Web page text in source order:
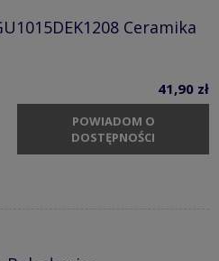
Ceramika
41,90 zł
POWIADOM O
DOSTĘPNOŚCI